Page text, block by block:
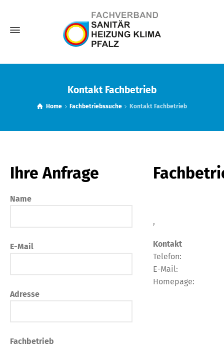
Kontakt Fachbetrieb
Home Fachbetriebssuche Kontakt Fachbetrieb
Ihre Anfrage
Name
E-Mail
Adresse
Fachbetrieb
,
Kontakt
Telefon:
E-Mail:
Homepage: